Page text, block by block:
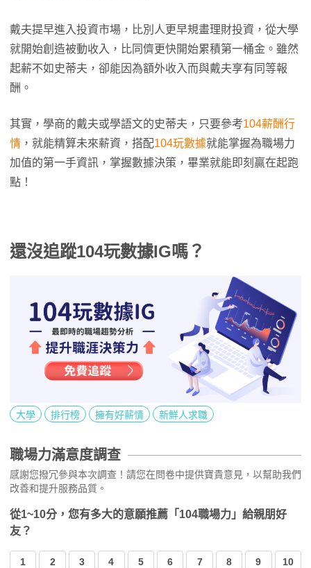
戴夫提早進入投資市場，比別人更早規畫理財投資，從大學
就開始創造被動收入，比同儕更快開始累積第一桶金。雖然
起薪不如史蒂夫，卻能因為額外收入而與戴夫享有同等報
酬。
其實，學商的戴夫或學語文的史蒂夫，只要參考104薪酬行
情 ，就能精算未來薪資，搭配104玩數據就能掌握為職場力
加值的第一手資訊，掌握數據決策，畢業就能即刻贏在起跑
點！
還沒追蹤104玩數據IG嗎？
大學 排行榜 擁有好薪情 新鮮人求職
職場力滿意度調查
感謝您撥冗參與本次調查！請您在問卷中提供寶貴意見，以幫助我們
改善和提升服務品質。
從1~10分，您有多大的意願推薦「104職場力」給親朋好
友？
1 2 3 4 5 6 7 8 9 10